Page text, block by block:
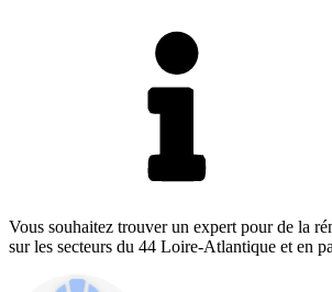
Vous souhaitez trouver un expert pour de la
sur les secteurs du 44 Loire-Atlantique et en